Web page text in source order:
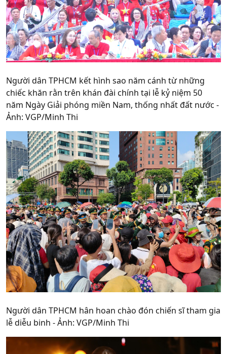
Người dân TPHCM kết hình sao năm cánh từ những
chiếc khăn rằn trên khán đài chính tại lễ kỷ niệm 50
năm Ngày Giải phóng miền Nam, thống nhất đất nước -
Ảnh: VGP/Minh Thi
Người dân TPHCM hân hoan chào đón chiến sĩ tham gia
lễ diễu binh - Ảnh: VGP/Minh Thi